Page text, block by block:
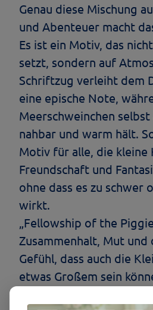
Genau diese Mischung
und Abenteuer macht
Es ist ein Motiv, das
setzt, sondern auf
Schriftzug verleiht dem
eine epische Note,
Meerschweinchen selbst
nahbar und warm hält.
Motiv für alle, die kleine
Freundschaft und
ohne dass es zu schwer
wirkt.
„Fellowship of the
Zusammenhalt, Mut und
Gefühl, dass auch die
etwas Großem sein